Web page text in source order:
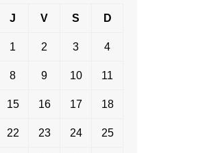
J V S D
1 2 3 4
8 9 10 11
15 16 17 18
22 23 24 25